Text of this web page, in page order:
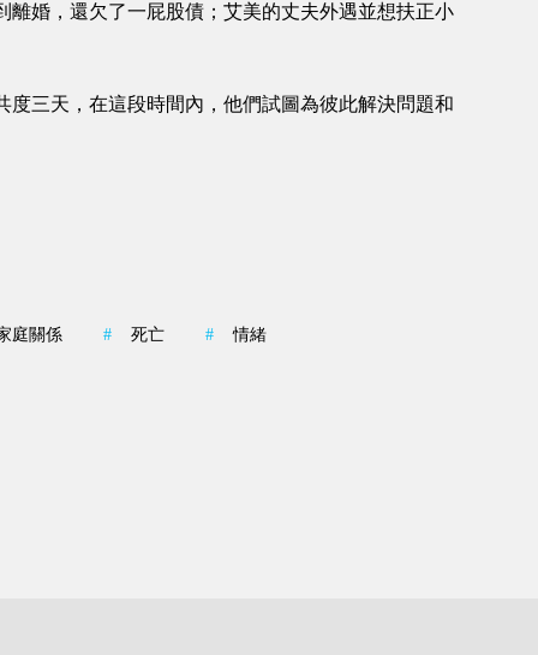
婚，還欠了一屁股債；艾美的丈夫外遇並想扶正小
三天，在這段時間內，他們試圖為彼此解決問題和
庭關係 # 死亡 # 情緒